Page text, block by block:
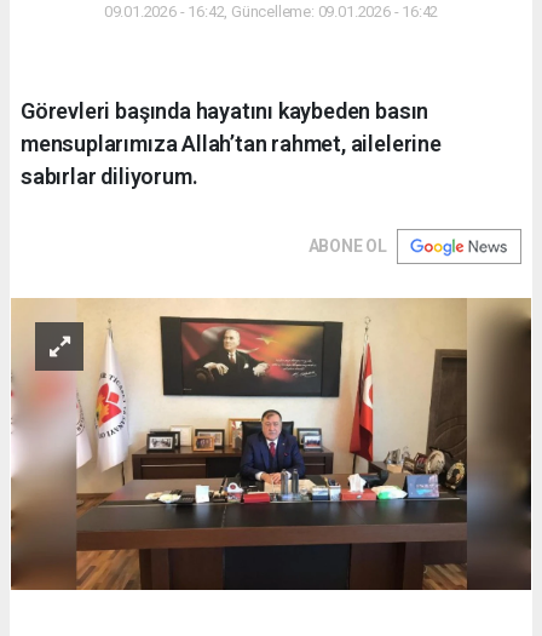
09.01.2026 - 16:42, Güncelleme: 09.01.2026 - 16:42
Görevleri başında hayatını kaybeden basın
mensuplarımıza Allah’tan rahmet, ailelerine
sabırlar diliyorum.
ABONE OL